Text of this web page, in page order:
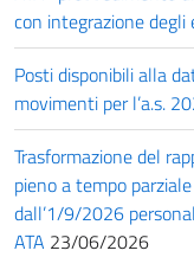
con integrazione degli
Posti disponibili alla
movimenti per l’a.s.
Trasformazione del
pieno a tempo
dall’1/9/2026
ATA 23/06/2026